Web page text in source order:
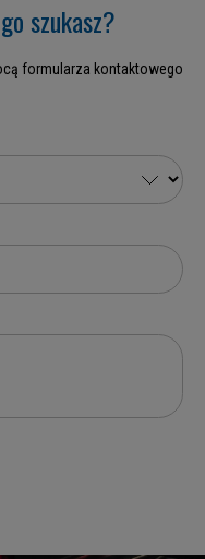
szukasz?
formularza kontaktowego